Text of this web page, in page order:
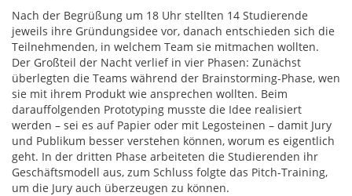
Nach der Begrüßung um 18 Uhr stellten 14 Studierende
jeweils ihre Gründungsidee vor, danach entschieden sich die
Teilnehmenden, in welchem Team sie mitmachen wollten.
Der Großteil der Nacht verlief in vier Phasen: Zunächst
überlegten die Teams während der Brainstorming-Phase, wen
sie mit ihrem Produkt wie ansprechen wollten. Beim
darauffolgenden Prototyping musste die Idee realisiert
werden – sei es auf Papier oder mit Legosteinen – damit Jury
und Publikum besser verstehen können, worum es eigentlich
geht. In der dritten Phase arbeiteten die Studierenden ihr
Geschäftsmodell aus, zum Schluss folgte das Pitch-Training,
um die Jury auch überzeugen zu können.